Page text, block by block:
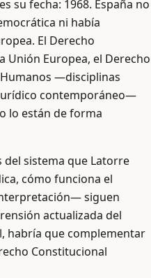
su fecha: 1968. España no
ni había
El Derecho
Unión Europea, el Derecho
—disciplinas
contemporáneo—
lo están de forma
sistema que Latorre
cómo funciona el
siguen
actualizada del
habría que complementar
Constitucional